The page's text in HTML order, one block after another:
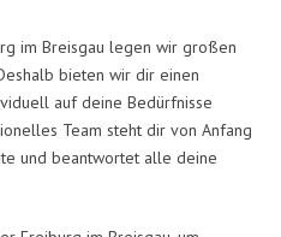
im Breisgau legen wir großen
bieten wir dir einen
auf deine Bedürfnisse
Team steht dir von Anfang
und beantwortet alle deine